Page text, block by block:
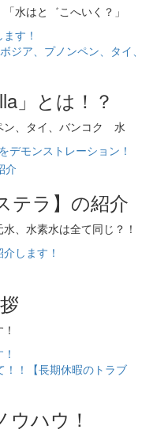
水はと゛こへいく？」
す！
」とは！？
ン、タイ、バンコク 水
デモンストレーション！
テラ】の紹介
、水素水は全て同じ？！
します！
ハウ！